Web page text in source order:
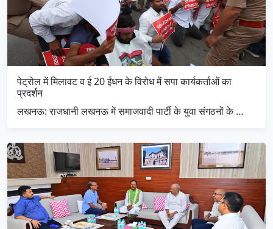
पेट्रोल में मिलावट व ई 20 ईंधन के विरोध में सपा कार्यकर्ताओं का
प्रदर्शन
लखनऊ: राजधानी लखनऊ में समाजवादी पार्टी के युवा संगठनों के …